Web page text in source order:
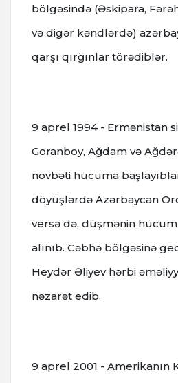
bölgəsində (Əskipara,
və digər kəndlərdə)
qarşı qırğınlar törədiblər.
9 aprel 1994 - Ermənistan
Goranboy, Ağdam və
növbəti hücuma
döyüşlərdə Azərbaycan
versə də, düşmənin
alınıb. Cəbhə bölgəsinə
Heydər Əliyev hərbi
nəzarət edib.
9 aprel 2001 - Amerikanın